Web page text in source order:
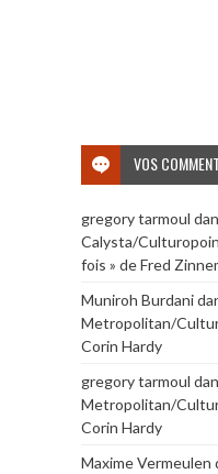
VOS
gregory tarmoul
Calysta/
fois » de Fred
Muniroh Burdani
Metropolitan/
Corin Hardy
gregory tarmoul
Metropolitan/
Corin Hardy
Maxime Vermeulen